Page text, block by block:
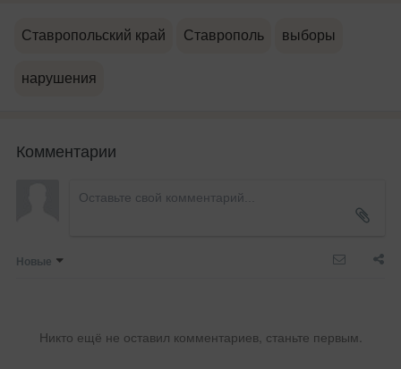
Ставропольский край Ставрополь выборы
нарушения
Комментарии
Новые
Никто ещё не оставил комментариев, станьте первым.